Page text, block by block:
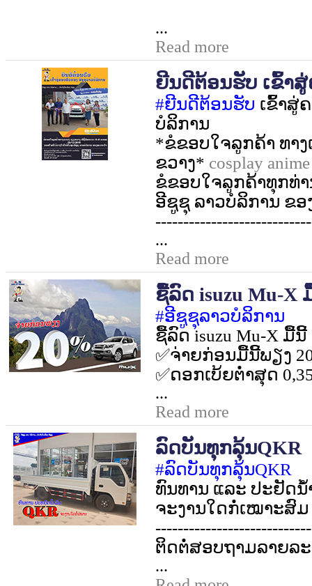
...
Read more
ຍີນດີຕ້ອນຮັບ ເຂົ້າ
#ຍີນດີຕ້ອນຮັບ ເຂົ້າສູ່
ບໍລິການ
*ຂໍຂອບໃຈລູກ​ຄ້າ ທາ
ຂວາງ* cosplay anime
ຂໍຂອບໃຈລູກຄ້າທຸກທ່
ອີຊູຊຸ ລາວບໍລິການ ຂ
...
Read more
ຊື້ລົດ isuzu Mu-X
#ອີຊູຊຸລາວບໍລິການ
ຊື້ລົດisuzu Mu-X ມື້ນີ້
✅ຈ່າຍກ່ອນມື້ນີ້ພຽງ
✅ດອກເບ້ຍຕໍ່າສຸດ
...
Read more
ລົດບັນທຸກລຸ້ນQKR
#ລົດບັນທຸກລຸ້ນQKR
ທົນທານ ແລະ ປະຢັດ
ຈະງານໃດກໍ່ເໝາະສົມ
ຕິດຕໍ່ສອບຖາມລາຍລ
...